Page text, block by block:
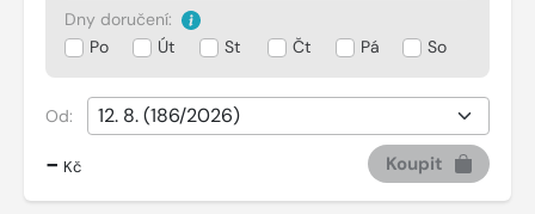
Dny doručení:
Po
Út St Čt Pá So
Od:
- Kč Koupit